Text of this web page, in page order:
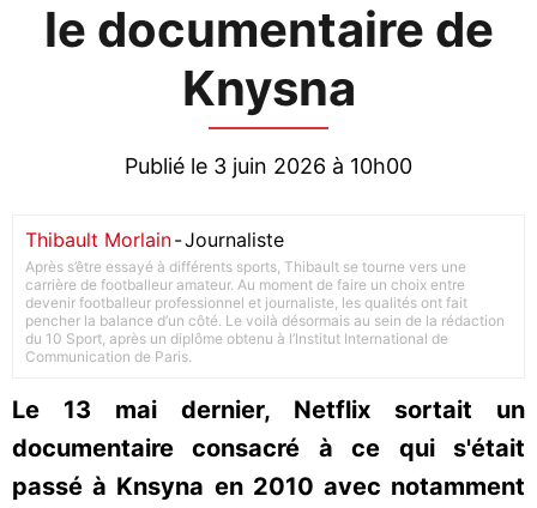
le documentaire de
Knysna
Publié le 3 juin 2026 à 10h00
Thibault Morlain-Journaliste
Après s’être essayé à différents sports, Thibault se tourne vers une
carrière de footballeur amateur. Au moment de faire un choix entre
devenir footballeur professionnel et journaliste, les qualités ont fait
pencher la balance d’un côté. Le voilà désormais au sein de la rédaction
du 10 Sport, après un diplôme obtenu à l’Institut International de
Communication de Paris.
Le 13 mai dernier, Netflix sortait un
documentaire consacré à ce qui s'était
passé à Knsyna en 2010 avec notamment